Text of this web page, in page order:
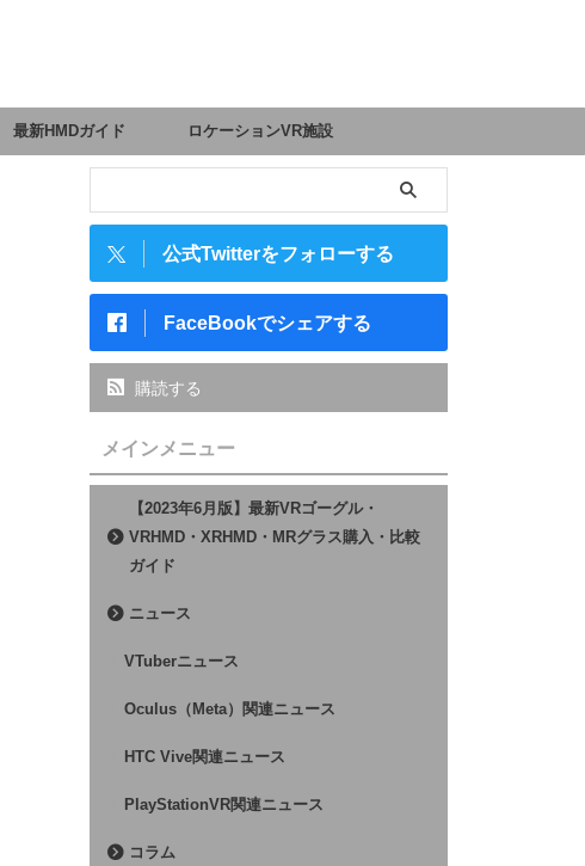
最新HMDガイド ロケーションVR施設
公式Twitterをフォローする
FaceBookでシェアする
購読する
メインメニュー
【2023年6月版】最新VRゴーグル・
VRHMD・XRHMD・MRグラス購入・比較
ガイド
ニュース
VTuberニュース
Oculus（Meta）関連ニュース
HTC Vive関連ニュース
PlayStationVR関連ニュース
コラム